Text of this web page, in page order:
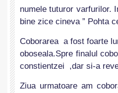
numele tuturor varfurilor.
bine zice cineva ” Pohta
Coborarea a fost foarte
oboseala.Spre finalul
constientzei ,dar si-a
Ziua urmatoare am